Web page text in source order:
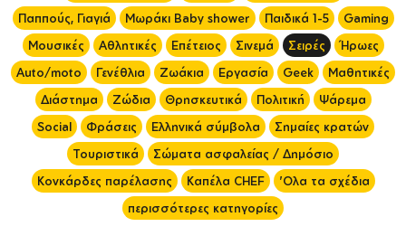
Παππούς, Γιαγιά
Μωράκι Baby shower Παιδικά 1-5
Gaming
Μουσικές
Αθλητικές Επέτειος Σινεμά Σειρές
Ήρωες
Auto/moto
Γενέθλια Ζωάκια Εργασία Geek
Μαθητικές
Διάστημα
Ζώδια Θρησκευτικά Πολιτική
Ψάρεμα
Social
Φράσεις Ελληνικά σύμβολα
Σημαίες κρατών
Τουριστικά
Σώματα ασφαλείας / Δημόσιο
Κονκάρδες παρέλασης
Καπέλα CHEF
'Ολα τα σχέδια
περισσότερες κατηγορίες